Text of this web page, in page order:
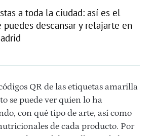
a toda la ciudad: así es el
descansar y relajarte en
QR de las etiquetas amarilla
se puede ver quien lo ha
con qué tipo de arte, así como
de cada producto. Por